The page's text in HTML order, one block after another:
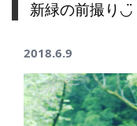
新緑の前撮り◡̈
2018.6.9